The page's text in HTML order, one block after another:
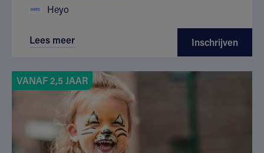
Heyo
Lees meer Inschrijven
VANAF 2,5 JAAR